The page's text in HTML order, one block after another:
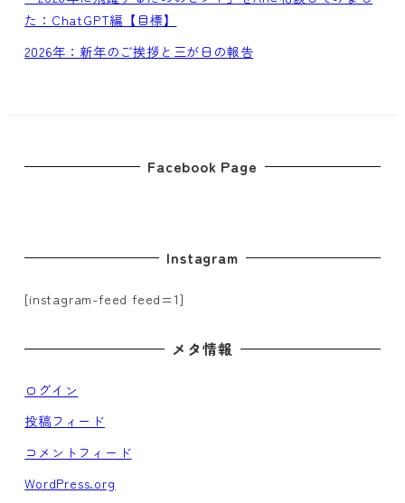
た：ChatGPT編【目標】
2026年：新年のご挨拶と三が日の報告
Facebook Page
Instagram
[instagram-feed feed=1]
メタ情報
ログイン
投稿フィード
コメントフィード
WordPress.org